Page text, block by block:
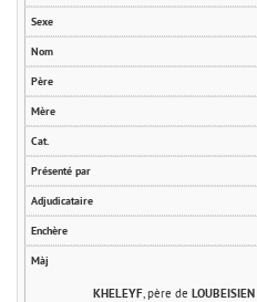
KHELEYF , père deLOUBEISIEN